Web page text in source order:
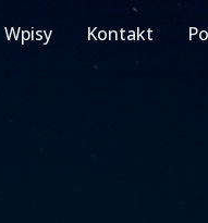
Wpisy Kontakt